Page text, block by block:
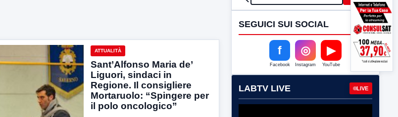
ATTUALITÀ
Sant’Alfonso Maria de’
Liguori, sindaci in
Regione. Il consigliere
Mortaruolo: “Spingere per
il polo oncologico”
SEGUICI SUI SOCIAL
f
Facebook
◎
Instagram
▶
YouTube
LABTV LIVE LIVE